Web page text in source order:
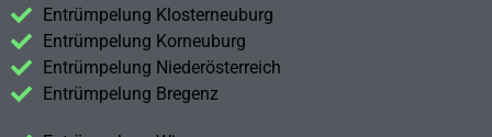
Entrümpelung Klosterneuburg
Entrümpelung Korneuburg
Entrümpelung Niederösterreich
Entrümpelung Bregenz